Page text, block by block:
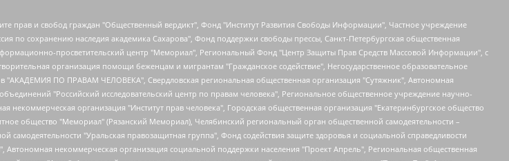
редактор 2021", Общество с ограниченной ответственностью "Ромашки монолит", Важенков Артем Валерьевич, Ивановская областная общественная организация "Центр гендерных исследований", Гурман Юрий Альбертович, Медиапроект "ОВД-Инфо", Егоров Владимир Владимирович, Жилинский Владимир Александрович, Общество с ограниченной ответственностью "ЗП", Иванова София Юрьевна, Карезина Инна Павловна, Кильтау Екатерина Викторовна, Петров Алексей Викторович, Пискунов Сергей Евгеньевич, Смирнов Сергей Сергеевич, Тихонов Михаил Сергеевич, Общество с ограниченной ответственностью "ЖУРНАЛИСТ-ИНОСТРАННЫЙ АГЕНТ", Арапова Галина Юрьевна, Вольтская Татьяна Анатольевна, Американская компания "Mason G.E.S. Anonymous Foundation" (США), являющаяся владельцем интернет-издания https://mnews.world/, Компания "Stichting Bellingcat", зарегистрированная в Нидерландах (дата регистрации 11.07.2018), Захаров Андрей Вячеславович, Клепиковская Екатерина Дмитриевна, Общество с ограниченной ответственностью "МЕМО", Перл Роман Александрович, Симонов Евгений Алексеевич, Соловьева Елена Анатольевна, Сотников Даниил Владимирович, Сурначева Елизавета Дмитриевна, Автономная некоммерческая организация по защите прав человека и информированию населения "Якутия – Наше Мнение", Общество с ограниченной ответственностью "Москоу диджитал медиа", с 26.01.2023 Общество с ограниченной ответственностью "Чайка Белые сады", Ветошкина Валерия Валерьевна, Заговора Максим Александрович, Межрегиональное общественное движение "Российская ЛГБТ - сеть", Оленичев Максим Владимирович, Павлов Иван Юрьевич, Скворцова Елена Сергеевна, Общество с ограниченной ответственностью "Как бы инагент", Кочетков Игорь Викторович, Общество с ограниченной ответственностью "Честные выборы", Еланчик Олег Александрович, Общество с ограниченной ответственностью "Нобелевский призыв", Гималова Регина Эмилевна, Григорьев Андрей Валерьевич, Григорьева Алина Александровна, Ассоциация по содействию защите прав призывников, альтернативнослужащих и военнослужащих "Правозащитная группа "Гражданин.Армия.Право", Хисамова Регина Фаритовна, Автономная некоммерческая организация по реализации социально-правовых программ "Лилит", Дальневосточное общественное движение "Маяк", Санкт-Петербургская ЛГБТ-инициативная группа "Выход", Инициативная группа ЛГБТ+ "Реверс", Алексеев Андрей Викторович, Бекбулатова Таисия Львовна, Беляев Иван Михайлович, Владыкина Елена Сергеевна, Гельман Марат Александрович, Никульшина Вероника Юрьевна, Толоконникова Надежда Андреевна, Шендерович Виктор Анатольевич, Общество с ограниченной ответственностью "Данное сообщение", Общество с ограниченной ответственностью Издательский дом "Новая глава", Айнбиндер Александра Александровна, Московский комьюнити-центр для ЛГБТ+инициатив, Благотворительный фонд развития филантропии, Deutsche Welle (Германия, Kurt-Schumacher-Strasse 3, 53113 Bonn), Борзунова Мария Михайловна, Воробьев Виктор Викторович, Голубева Анна Львовна, Константинова Алла Михайловна, Малкова Ирина Владимировна, Мурадов Мурад Абдулгалимович, Осетинская Елизавета Николаевна, Понасенков Евгений Николаевич, Ганапольский Матвей Юрьевич, Киселев Евгений Алексеевич, Борухович Ирина Григорьевна, Дремин Иван Тимофеевич, Дубровский Дмитрий Викторович, Красноярская региональная общественная организация поддержки и развития альтернативных образовательных технологий и межкультурных коммуникаций "ИНТЕРРА", Маяковская Екатерина Алексеевна, Фейгин Марк Захарович, Филимонов Андрей Викторович, Дзугкоева Регина Николаевна, Доброхотов Роман Александрович, Дудь Юрий Александрович, Елкин Сергей Владимирович, Кругликов Кирилл Игоревич, Сабунаева Мария Леонидовна, Семенов Алексей Владимирович, Шаинян Карен Багратович, Шульман Екатерина Михайловна, Асафьев Артур Валерьевич, Вахштайн Виктор Семенович, Венедиктов Алексей Алексеевич, Лушникова Екатерина Евгеньевна, Волков Леонид Михайлович, Невзоров Александр Глебович, Пархоменко Сергей Борисович, Сироткин Ярослав Николаевич, Кара-Мурза Владимир Владимирович, Баранова Наталья Владимировна, Гозман Леонид Яковлевич, Кагарлицкий Борис Юльевич, Климарев Михаил Валерьевич, Милов Владимир Станиславович, Автономная некоммерческая организация Краснодарский центр современного искусства "Типография", Моргенштерн Алишер Тагирович, Соболь Любовь Эдуардовна, Общество с ограниченной ответственностью "ЛИЗА НОРМ", Каспаров Гарри Кимович, Ходорковский Михаил Борисович, Общество с ограниченной ответственностью "Апрельские тезисы", Данилович Ирина Брониславовна, Кашин Олег Владимирович, Петров Николай Владимирович, Пивоваров Алексей Владимирович, Соколов Михаил Владимирович, Цветкова Юлия Владимировна, Чичваркин Евгений Александрович, Комитет против пыток/Команда против пыток, Общество с ограниченной ответственностью "Первый научный", Общество с ограниченной ответственностью "Вертолет и ко", Белоцерковская Вероника Борисовна, Кац Максим Евгеньевич, Лазарева Татьяна Юрьевна, Шаведдинов Руслан Табризович, Яшин Илья Валерьевич, Общество с ограниченной ответственностью "Иноагент ААВ", Алешковский Дмитрий Петрович, Альбац Евгения Марковна, Быков Дмитрий Львович, Галямина Юлия Евгеньевна, Лойко Сергей Леонидович, Мартынов Кирилл Константинович, Медведев Сергей Александрович, Крашенинников Федор Геннадиевич, Гордеева Катерина Вл